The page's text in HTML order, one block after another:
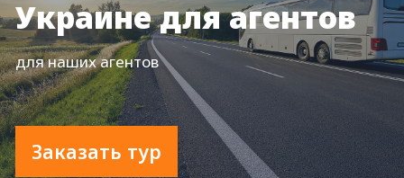
Украине для агентов
для наших агентов
Заказать тур